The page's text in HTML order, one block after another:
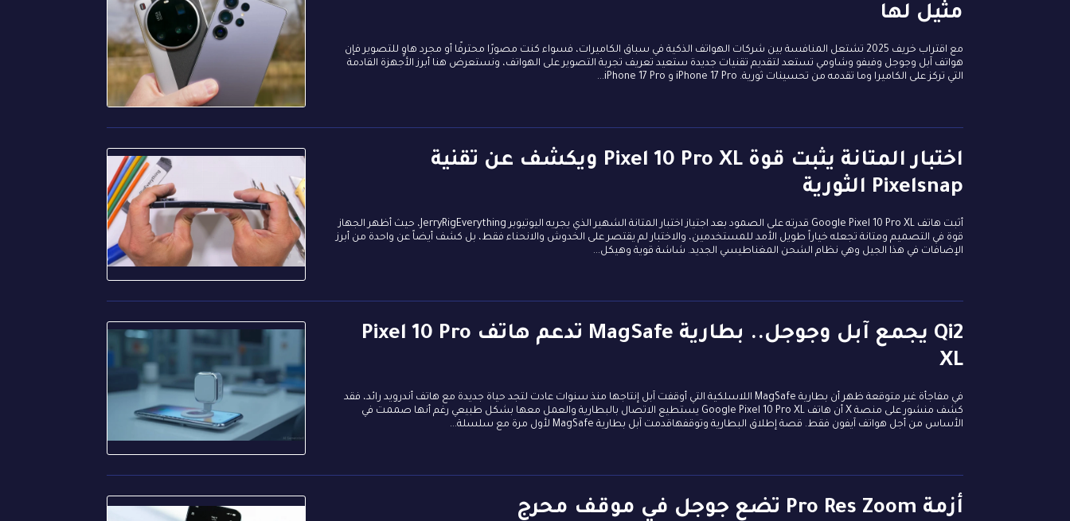
مثيل لها
مع اقتراب خريف 2025 تشتعل المنافسة بين شركات الهواتف الذكية في سباق الكاميرات، فسواء كنت مصورًا محترفًا أو مجرد هاوٍ للتصوير فإن
هواتف آبل وجوجل وفيفو وشاومي تستعد لتقديم تقنيات جديدة ستعيد تعريف تجربة التصوير على الهواتف، ونستعرض هنا أبرز الأجهزة القادمة
التي تركز على الكاميرا وما تقدمه من تحسينات ثورية. iPhone 17 Pro و iPhone 17 Pro...
اختبار المتانة يثبت قوة Pixel 10 Pro XL ويكشف عن تقنية
Pixelsnap الثورية
أثبت هاتف Google Pixel 10 Pro XL قدرته على الصمود بعد اجتياز اختبار المتانة الشهير الذي يجريه اليوتيوبر JerryRigEverything، حيث أظهر الجهاز
قوة في التصميم ومتانة تجعله خياراً طويل الأمد للمستخدمين، والاختبار لم يقتصر على الخدوش والانحناء فقط، بل كشف أيضاً عن واحدة من أبرز
الإضافات في هذا الجيل وهي نظام الشحن المغناطيسي الجديد. شاشة قوية وهيكل...
Qi2 يجمع آبل وجوجل.. بطارية MagSafe تدعم هاتف Pixel 10 Pro
XL
في مفاجأة غير متوقعة ظهر أن بطارية MagSafe اللاسلكية التي أوقفت آبل إنتاجها منذ سنوات عادت لتجد حياة جديدة مع هاتف أندرويد رائد، فقد
كشف منشور على منصة X أن هاتف Google Pixel 10 Pro XL يستطيع الاتصال بالبطارية والعمل معها بشكل طبيعي رغم أنها صممت في
الأساس من أجل هواتف آيفون فقط. قصة إطلاق البطارية وتوقفهاقدمت آبل بطارية MagSafe لأول مرة مع سلسلة...
أزمة Pro Res Zoom تضع جوجل في موقف محرج